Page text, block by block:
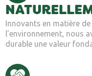
Innovants en matière
l’environnement, nous
durable une valeur